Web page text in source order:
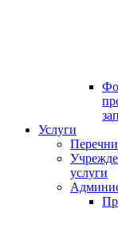
Услуги
услуги